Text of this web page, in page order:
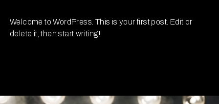
Welcome to WordPress. This is your first post. Edit or
delete it, then start writing!